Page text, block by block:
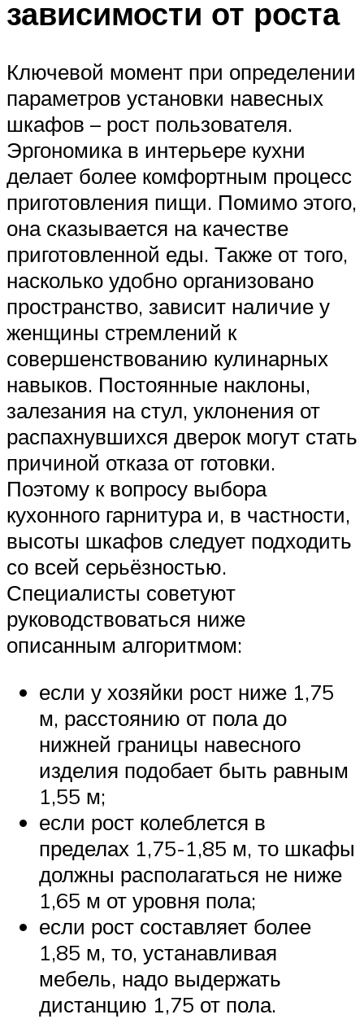
зависимости от роста
Ключевой момент при определении
параметров установки навесных
шкафов – рост пользователя.
Эргономика в интерьере кухни
делает более комфортным процесс
приготовления пищи. Помимо этого,
она сказывается на качестве
приготовленной еды. Также от того,
насколько удобно организовано
пространство, зависит наличие у
женщины стремлений к
совершенствованию кулинарных
навыков. Постоянные наклоны,
залезания на стул, уклонения от
распахнувшихся дверок могут стать
причиной отказа от готовки.
Поэтому к вопросу выбора
кухонного гарнитура и, в частности,
высоты шкафов следует подходить
со всей серьёзностью.
Специалисты советуют
руководствоваться ниже
описанным алгоритмом:
если у хозяйки рост ниже 1,75
м, расстоянию от пола до
нижней границы навесного
изделия подобает быть равным
1,55 м;
если рост колеблется в
пределах 1,75-1,85 м, то шкафы
должны располагаться не ниже
1,65 м от уровня пола;
если рост составляет более
1,85 м, то, устанавливая
мебель, надо выдержать
дистанцию 1,75 от пола.